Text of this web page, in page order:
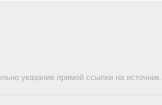
указание прямой ссылки на источник.